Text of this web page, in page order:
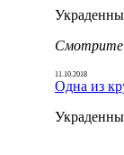
11.10.2018
Одна из